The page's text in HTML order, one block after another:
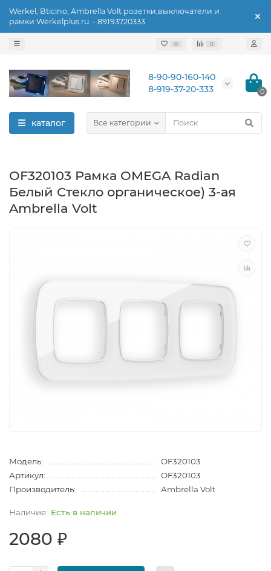
Werkel, Bticino, Ambrella Volt розетки,выключатели и
рамки Werkelplus.ru. - 89193720333
0 0
8-90-90-160-140
8-919-37-20-333
0
каталог Все категории
OF320103 Рамка OMEGA Radian
Белый Стекло органическое) 3-ая
Ambrella Volt
Модель:
OF320103
Артикул:
OF320103
Производитель:
Ambrella Volt
Есть в наличии
2080 ₽